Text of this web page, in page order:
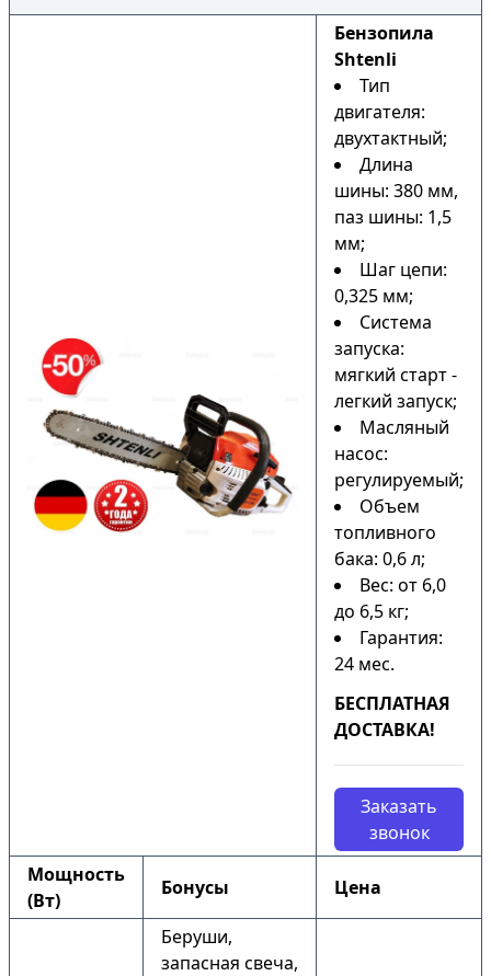
Бензопила
Shtenli
Тип
двигателя:
двухтактный;
Длина
шины: 380 мм,
паз шины: 1,5
мм;
Шаг цепи:
0,325 мм;
Система
запуска:
мягкий старт -
легкий запуск;
Масляный
насос:
регулируемый;
Объем
топливного
бака: 0,6 л;
Вес: от 6,0
до 6,5 кг;
Гарантия:
24 мес.
БЕСПЛАТНАЯ
ДОСТАВКА!
Заказать
звонок
Мощность
(Вт)
Бонусы Цена
Беруши,
запасная свеча,